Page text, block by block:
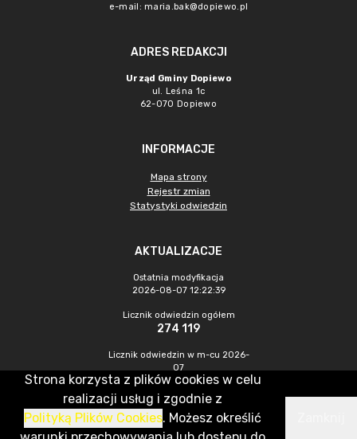
e-mail: maria.bak@dopiewo.pl
ADRES REDAKCJI
Urząd Gminy Dopiewo
ul. Leśna 1c
62-070 Dopiewo
INFORMACJE
Mapa strony
Rejestr zmian
Statystyki odwiedzin
AKTUALIZACJE
Ostatnia modyfikacja
2026-08-07 12:22:39
Licznik odwiedzin ogółem
274 119
Licznik odwiedzin w m-cu 2026-
07
908
CMS & Hosting: Nefeni Sp. z o.o.
Strona korzysta z plików cookies w celu
realizacji usług i zgodnie z
Polityką Plików Cookies. Możesz określić